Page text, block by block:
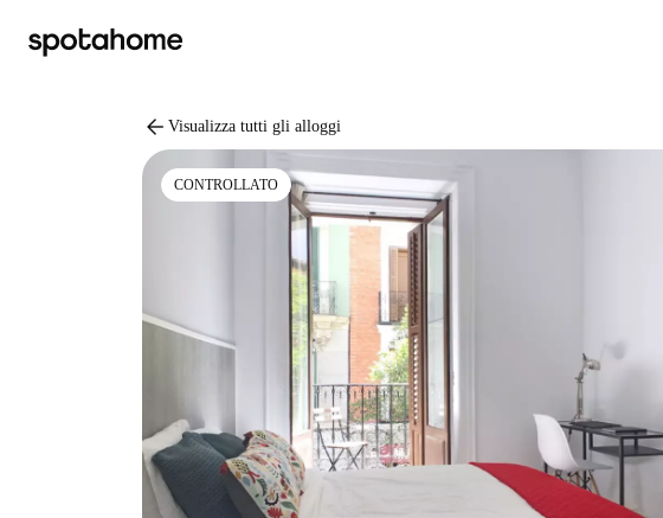
arrow_back Visualizza tutti gli alloggi
CONTROLLATO